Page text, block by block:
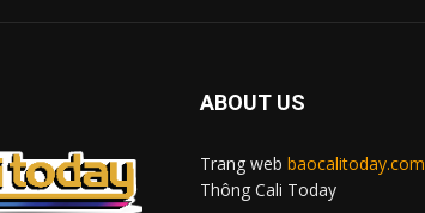
ABOUT US
Trang web baocalitoday.com
Thông Cali Today